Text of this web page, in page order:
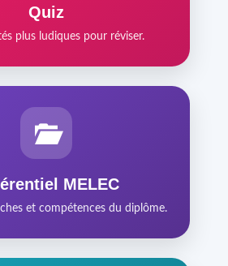
Quiz
plus ludiques pour réviser.
MELEC
et compétences du diplôme.